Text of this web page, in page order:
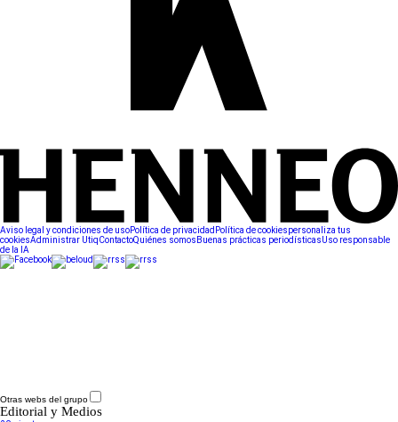
Aviso legal y condiciones de usoPolítica de privacidad Política de cookiespersonaliza tus
cookiesAdministrar UtiqContactoQuiénes somos Buenas prácticas periodísticasUso responsable
de la IA
Otras webs del grupo
Editorial y Medios